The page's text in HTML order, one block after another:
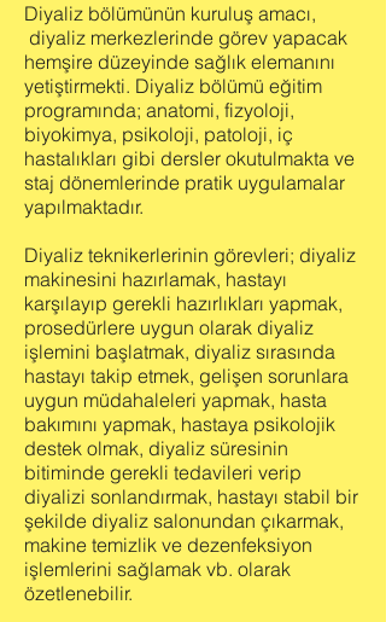
Diyaliz bölümünün kuruluş amacı,
diyaliz merkezlerinde görev yapacak
hemşire düzeyinde sağlık elemanını
yetiştirmekti. Diyaliz bölümü eğitim
programında; anatomi, fizyoloji,
biyokimya, psikoloji, patoloji, iç
hastalıkları gibi dersler okutulmakta ve
staj dönemlerinde pratik uygulamalar
yapılmaktadır.
Diyaliz teknikerlerinin görevleri; diyaliz
makinesini hazırlamak, hastayı
karşılayıp gerekli hazırlıkları yapmak,
prosedürlere uygun olarak diyaliz
işlemini başlatmak, diyaliz sırasında
hastayı takip etmek, gelişen sorunlara
uygun müdahaleleri yapmak, hasta
bakımını yapmak, hastaya psikolojik
destek olmak, diyaliz süresinin
bitiminde gerekli tedavileri verip
diyalizi sonlandırmak, hastayı stabil bir
şekilde diyaliz salonundan çıkarmak,
makine temizlik ve dezenfeksiyon
işlemlerini sağlamak vb. olarak
özetlenebilir.